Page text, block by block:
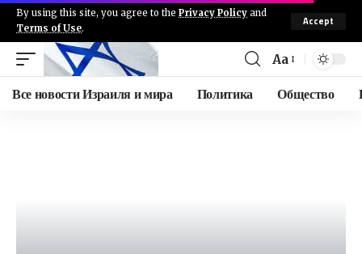
By using this site, you agree to the Privacy Policy and
Terms of Use.
Accept
Aa
Все новости Израиля и мира Политика Общество